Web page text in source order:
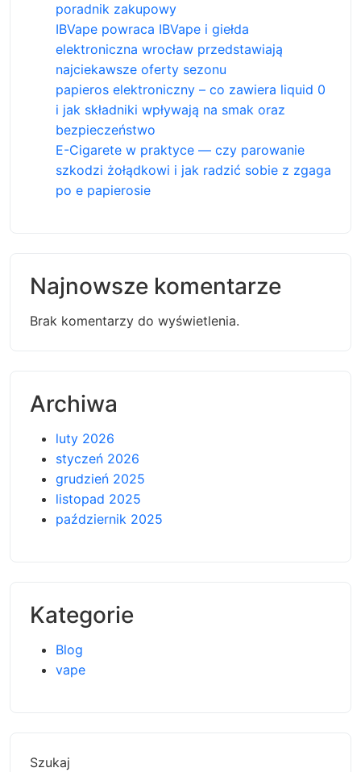
poradnik zakupowy
IBVape powraca IBVape i giełda
elektroniczna wrocław przedstawiają
najciekawsze oferty sezonu
papieros elektroniczny – co zawiera liquid 0
i jak składniki wpływają na smak oraz
bezpieczeństwo
E-Cigarete w praktyce — czy parowanie
szkodzi żołądkowi i jak radzić sobie z zgaga
po e papierosie
Najnowsze komentarze
Brak komentarzy do wyświetlenia.
Archiwa
luty 2026
styczeń 2026
grudzień 2025
listopad 2025
październik 2025
Kategorie
Blog
vape
Szukaj